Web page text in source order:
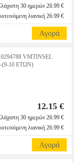
30 ημερών 26.99 €
λιανική 26.99 €
Αγορά
VMTINSEL
(9-10 ΕΤΩΝ)
12.15 €
30 ημερών 26.99 €
λιανική 26.99 €
Αγορά